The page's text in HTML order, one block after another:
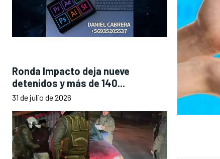
Ronda Impacto deja nueve
detenidos y más de 140...
31 de julio de 2026